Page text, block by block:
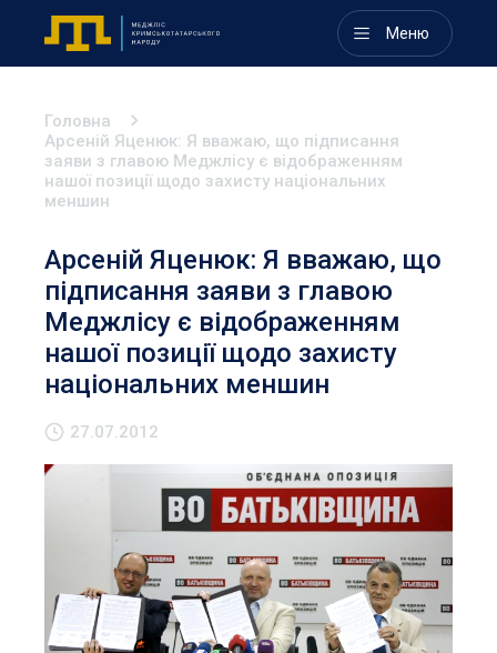
Меню
Головна
Арсеній Яценюк: Я вважаю, що підписання
заяви з главою Меджлісу є відображенням
нашої позиції щодо захисту національних
меншин
Арсеній Яценюк: Я вважаю, що
підписання заяви з главою
Меджлісу є відображенням
нашої позиції щодо захисту
національних меншин
27.07.2012